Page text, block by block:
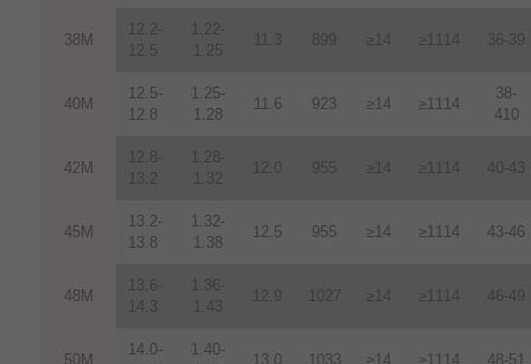
38M
12.2-
12.5
1.22-
1.25
11.3 899 ≥14 ≥1114 36-39
40M
12.5-
12.8
1.25-
1.28
11.6 923 ≥14 ≥1114
38-
410
42M
12.8-
13.2
1.28-
1.32
12.0 955 ≥14 ≥1114 40-43
45M
13.2-
13.8
1.32-
1.38
12.5 955 ≥14 ≥1114 43-46
48M
13.6-
14.3
1.36-
1.43
12.9 1027 ≥14 ≥1114 46-49
50M
14.0-
1.40-
13.0 1033 ≥14 ≥1114 48-51